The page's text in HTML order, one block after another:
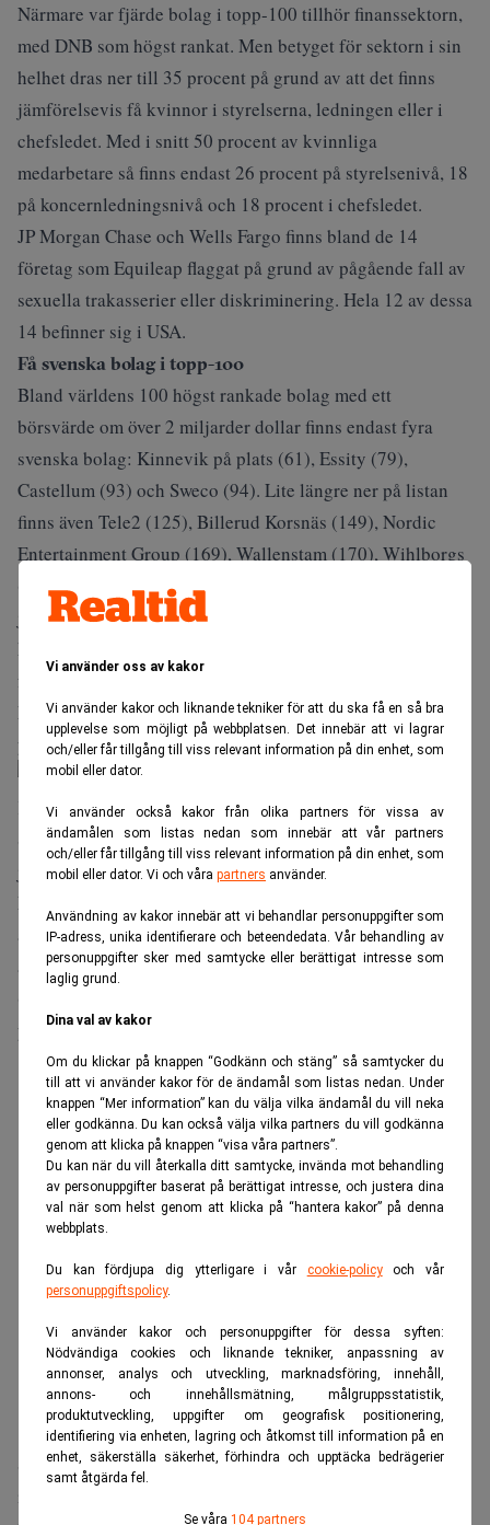
Vi använder oss av kakor
Vi använder kakor och liknande tekniker för att du ska få en så bra
upplevelse som möjligt på webbplatsen. Det innebär att vi lagrar
och/eller får tillgång till viss relevant information på din enhet, som
mobil eller dator.
Vi använder också kakor från olika partners för vissa av
ändamålen som listas nedan som innebär att vår partners
och/eller får tillgång till viss relevant information på din enhet, som
mobil eller dator. Vi och våra partners använder.
Användning av kakor innebär att vi behandlar personuppgifter som
IP-adress, unika identifierare och beteendedata. Vår behandling av
personuppgifter sker med samtycke eller berättigat intresse som
laglig grund.
Dina val av kakor
Om du klickar på knappen “Godkänn och stäng” så samtycker du
till att vi använder kakor för de ändamål som listas nedan. Under
knappen “Mer information” kan du välja vilka ändamål du vill neka
eller godkänna. Du kan också välja vilka partners du vill godkänna
genom att klicka på knappen “visa våra partners”.
Du kan när du vill återkalla ditt samtycke, invända mot behandling
av personuppgifter baserat på berättigat intresse, och justera dina
val när som helst genom att klicka på “hantera kakor” på denna
webbplats.
Du kan fördjupa dig ytterligare i vår cookie-policyoch vår
personuppgiftspolicy.
Vi använder kakor och personuppgifter för dessa syften:
Nödvändiga cookies och liknande tekniker, anpassning av
annonser, analys och utveckling, marknadsföring, innehåll,
annons- och innehållsmätning, målgruppsstatistik,
produktutveckling, uppgifter om geografisk positionering,
identifiering via enheten, lagring och åtkomst till information på en
enhet, säkerställa säkerhet, förhindra och upptäcka bedrägerier
samt åtgärda fel.
Se våra 104 partners
Närmare var fjärde bolag i topp-100 tillhör finanssektorn,
med DNB som högst rankat. Men betyget för sektorn i sin
helhet dras ner till 35 procent på grund av att det finns
jämförelsevis få kvinnor i styrelserna, ledningen eller i
chefsledet. Med i snitt 50 procent av kvinnliga
medarbetare så finns endast 26 procent på styrelsenivå, 18
på koncernledningsnivå och 18 procent i chefsledet.
JP Morgan Chase och Wells Fargo finns bland de 14
företag som Equileap flaggat på grund av pågående fall av
sexuella trakasserier eller diskriminering. Hela 12 av dessa
14 befinner sig i USA.
Få svenska bolag i topp-100
Bland världens 100 högst rankade bolag med ett
börsvärde om över 2 miljarder dollar finns endast fyra
svenska bolag: Kinnevik på plats (61), Essity (79),
Castellum (93) och Sweco (94). Lite längre ner på listan
finns även Tele2 (125), Billerud Korsnäs (149), Nordic
Entertainment Group (169), Wallenstam (170), Wihlborgs
(171) och Volvo (192). Kinnevik bedöms ha uppnått
jämställdhet på tre av fyra nivåer: i styrelsen,
koncernledningen och bland medarbetare. Det som också
får Kinnevik att sticka ut, enligt rapporten, är bolagets
könsneutrala föräldraledighet om 39 veckor till 100
procent av lönen.
Källa: Equileap, Gender equality global report 2021
Svenska företag rankas som världens tredje mest
jämställda företag med ett betyg om 47 procent, efter
Frankrike på förstaplatsen (51) och Spanien på
andraplatsen (49). Sverige har även världens tredje högsta
andel kvinnor i styrelser, på 37 procent, efter Frankrike
procent.
ANNONS
Svenska företag har höjt det samlade jämställdhetsbetyget